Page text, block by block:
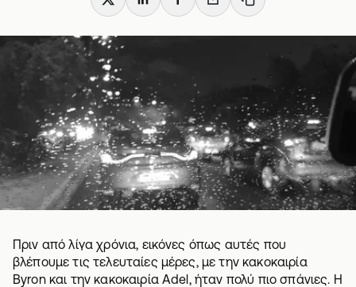
X LinkedInFacebook
Email Copy link
Πριν από λίγα χρόνια, εικόνες όπως αυτές που
βλέπουμε τις τελευταίες μέρες, με την κακοκαιρία
Byron και την κακοκαιρία Adel, ήταν πολύ πιο σπάνιες. Η